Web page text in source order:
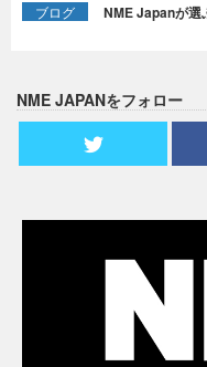
ブログ NME Japanが選
NME JAPANをフォロー